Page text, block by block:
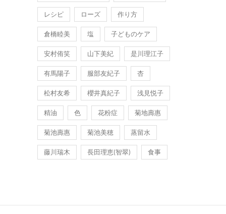
レシピ ローズ 作り方
倉橋睦美 塩 子どものケア
安村侑笑 山下美紀 是川理江子
有馬陽子 服部友紀子 杏
松村友希 櫻井真紀子 浅見悦子
精油 色 花粉症 菊地壽惠
菊池壽惠 菊池美穂 蒸留水
藤川瑞木 長田理恵(智翠) 食事